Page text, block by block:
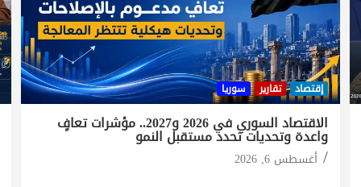
إقتصاد تقارير سوريا
الاقتصاد السوري في 2026 و2027.. مؤشرات تعافٍ
واعدة وتحديات تحدد مستقبل النمو
أغسطس 6, 2026